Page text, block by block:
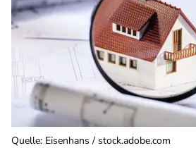
Quelle: Eisenhans / stock.adobe.com